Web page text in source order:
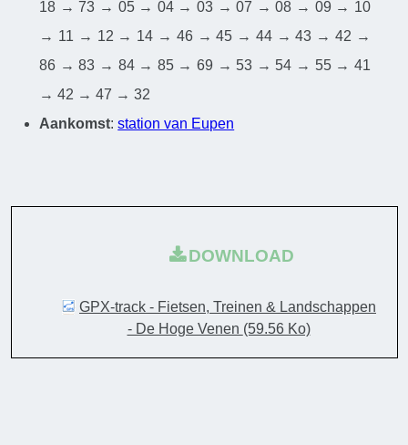
18 → 73 → 05 → 04 → 03 → 07 → 08 → 09 → 10
→ 11 → 12 → 14 → 46 → 45 → 44 → 43 → 42 →
86 → 83 → 84 → 85 → 69 → 53 → 54 → 55 → 41
→ 42 → 47 → 32
Aankomst:station van Eupen
DOWNLOAD
GPX-track - Fietsen, Treinen & Landschappen
- De Hoge Venen (59.56 Ko)